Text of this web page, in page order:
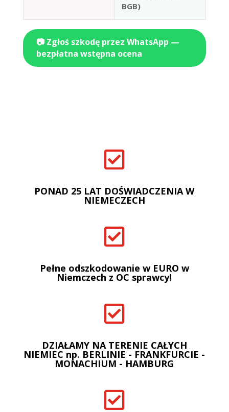
BGB)
📷 Zgłoś szkodę przez WhatsApp —
bezpłatna wstępna ocena

PONAD 25 LAT DOŚWIADCZENIA W
NIEMECZECH

Pełne odszkodowanie w EURO w
Niemczech z OC sprawcy!

DZIAŁAMY NA TERENIE CAŁYCH
NIEMIEC np. BERLINIE - FRANKFURCIE -
MONACHIUM - HAMBURG
